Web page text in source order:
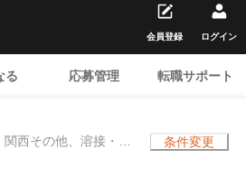
る 応募管理 転職サポート
会員登録 ログイン
西その他、溶接・鍛
条件変更